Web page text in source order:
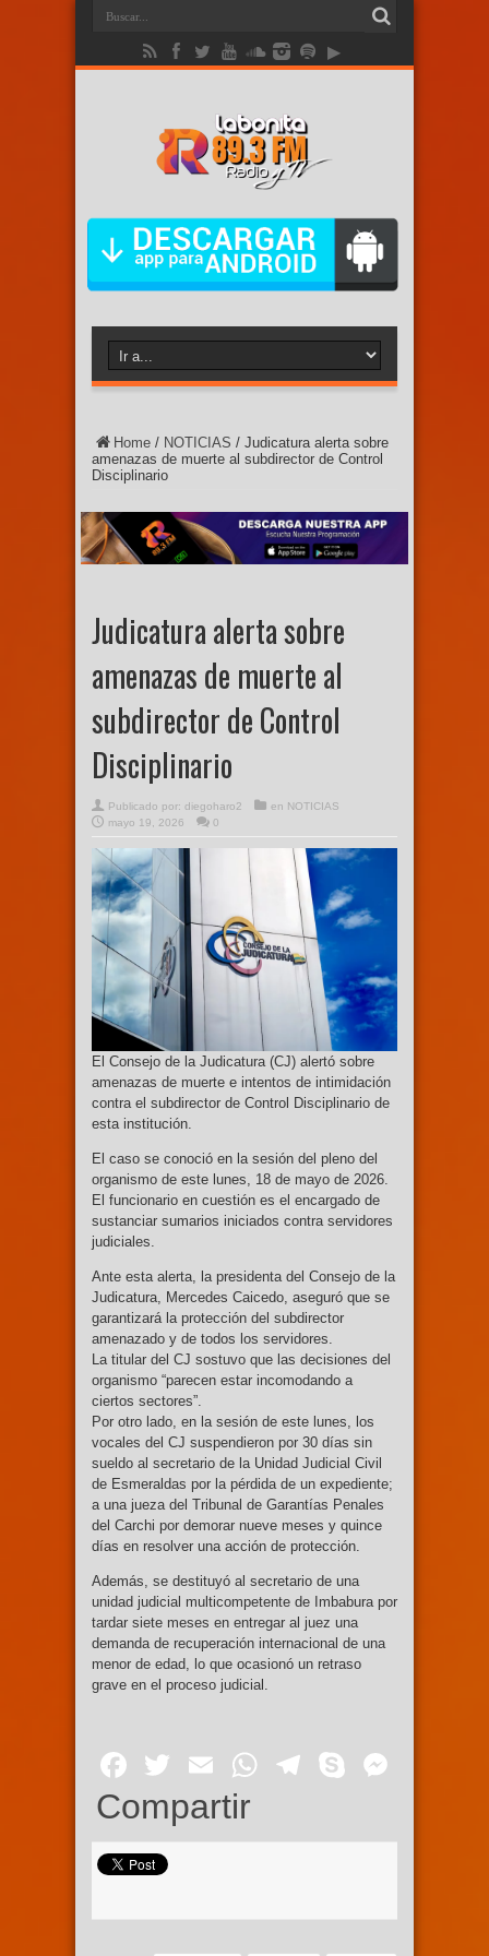
Home / NOTICIAS / Judicatura alerta sobre
amenazas de muerte al subdirector de Control
Disciplinario
Judicatura alerta sobre
amenazas de muerte al
subdirector de Control
Disciplinario
Publicado por: diegoharo2 en NOTICIAS
mayo 19, 2026
0
El Consejo de la Judicatura (CJ) alertó sobre
amenazas de muerte e intentos de intimidación
contra el subdirector de Control Disciplinario de
esta institución.
El caso se conoció en la sesión del pleno del
organismo de este lunes, 18 de mayo de 2026.
El funcionario en cuestión es el encargado de
sustanciar sumarios iniciados contra servidores
judiciales.
Ante esta alerta, la presidenta del Consejo de la
Judicatura, Mercedes Caicedo, aseguró que se
garantizará la protección del subdirector
amenazado y de todos los servidores.
La titular del CJ sostuvo que las decisiones del
organismo “parecen estar incomodando a
ciertos sectores”.
Por otro lado, en la sesión de este lunes, los
vocales del CJ suspendieron por 30 días sin
sueldo al secretario de la Unidad Judicial Civil
de Esmeraldas por la pérdida de un expediente;
a una jueza del Tribunal de Garantías Penales
del Carchi por demorar nueve meses y quince
días en resolver una acción de protección.
Además, se destituyó al secretario de una
unidad judicial multicompetente de Imbabura por
tardar siete meses en entregar al juez una
demanda de recuperación internacional de una
menor de edad, lo que ocasionó un retraso
grave en el proceso judicial.
Facebook
Twitter
EmailWhatsApp
Telegram
Skype
Compartir